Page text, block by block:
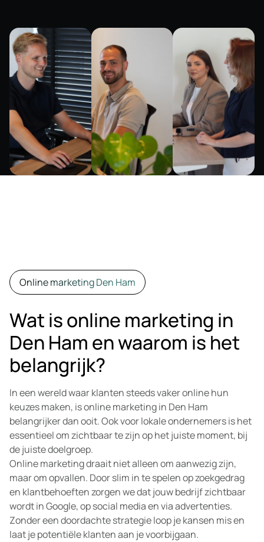
Online marketing Den Ham
Wat is online marketing in
Den Ham en waarom is het
belangrijk?
In een wereld waar klanten steeds vaker online hun
keuzes maken, is online marketing in Den Ham
belangrijker dan ooit. Ook voor lokale ondernemers is het
essentieel om zichtbaar te zijn op het juiste moment, bij
de juiste doelgroep.
Online marketing draait niet alleen om aanwezig zijn,
maar om opvallen. Door slim in te spelen op zoekgedrag
en klantbehoeften zorgen we dat jouw bedrijf zichtbaar
wordt in Google, op social media en via advertenties.
Zonder een doordachte strategie loop je kansen mis en
laat je potentiële klanten aan je voorbijgaan.